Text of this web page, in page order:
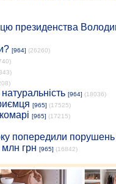
президенства
[964] (26260)
[964] (18036)
[965] (17525)
[965] (17215)
попередили порушень
грн [965] (16842)